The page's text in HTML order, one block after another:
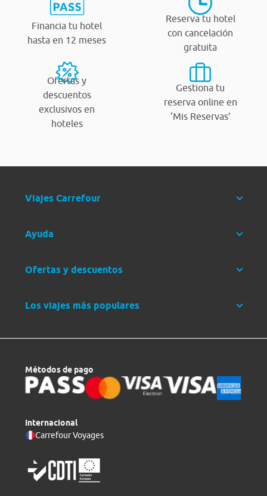
Financia tu hotel
hasta en 12 meses
Reserva tu hotel
con cancelación
gratuita
Ofertas y
descuentos
exclusivos en
hoteles
Gestiona tu
reserva online en
‘Mis Reservas’
Viajes Carrefour
Ayuda
Ofertas y descuentos
Los viajes más populares
Métodos de pago
Internacional
Carrefour Voyages